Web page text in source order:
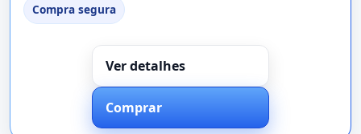
Compra segura
Ver detalhes
Comprar